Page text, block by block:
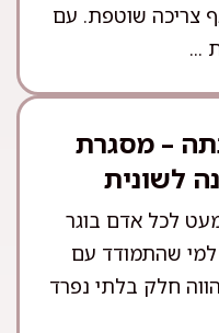
צריכה שוטפת. עם
...
– מסגרת
לשונית
לכל אדם בוגר
למי שהתמודד עם
חלק בלתי נפרד